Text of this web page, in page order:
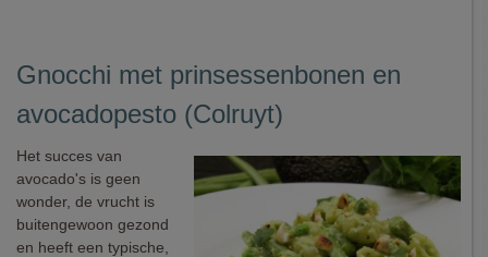
Gnocchi met prinsessenbonen en
avocadopesto (Colruyt)
Het succes van
avocado's is geen
wonder, de vrucht is
buitengewoon gezond
en heeft een typische,